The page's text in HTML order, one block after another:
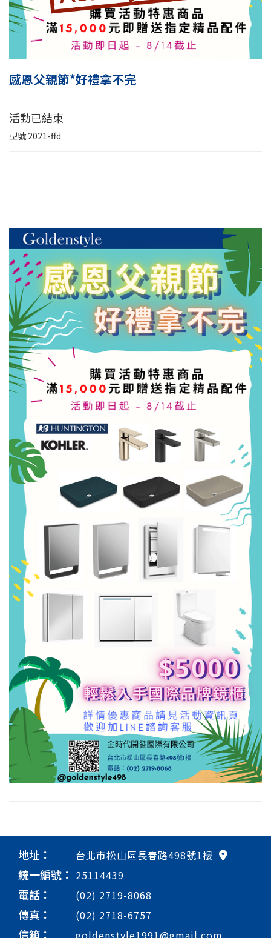
感恩父親節*好禮拿不完
活動已結束
型號2021-ffd
地址： 台北市松山區長春路498號1樓
統一編號： 25114439
電話： (02) 2719-8068
傳真： (02) 2718-6757
信箱： goldenstyle1991@gmail.com